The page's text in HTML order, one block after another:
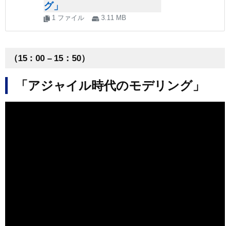
グ」
1 ファイル 3.11 MB
（15：00 – 15：50）
「アジャイル時代のモデリング」